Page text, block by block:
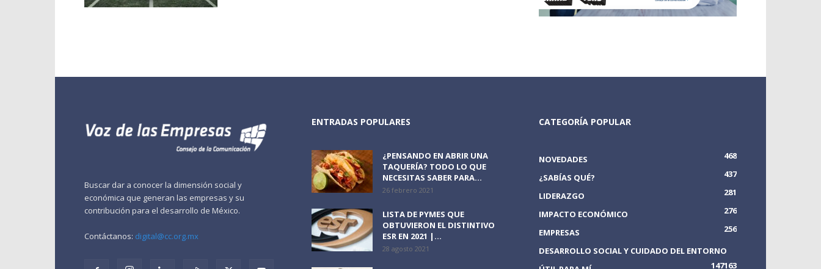
Buscar dar a conocer la dimensión social y
económica que generan las empresas y su
contribución para el desarrollo de México.
Contáctanos: digital@cc.org.mx
ENTRADAS POPULARES
¿PENSANDO EN ABRIR UNA
TAQUERÍA? TODO LO QUE
NECESITAS SABER PARA...
26 febrero 2021
LISTA DE PYMES QUE
OBTUVIERON EL DISTINTIVO
ESR EN 2021 |...
28 agosto 2021
CATEGORÍA POPULAR
NOVEDADES
468
¿SABÍAS QUÉ?
437
LIDERAZGO
281
IMPACTO ECONÓMICO
276
EMPRESAS
256
DESARROLLO SOCIAL Y CUIDADO DEL ENTORNO
163
147